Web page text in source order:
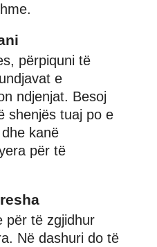
përpiquni të
e
ndjenjat. Besoj
shenjës tuaj po e
kanë
për të
për të zgjidhur
Në dashuri do të